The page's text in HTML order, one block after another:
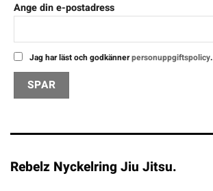
Ange din e-postadress
Jag har läst och godkännerpersonuppgiftspolicy.
Rebelz Nyckelring Jiu Jitsu.